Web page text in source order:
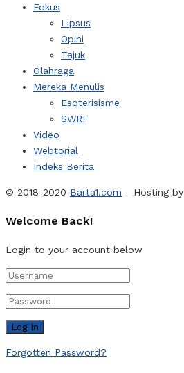
Fokus
Lipsus
Opini
Tajuk
Olahraga
Mereka Menulis
Esoterisisme
SWRF
Video
Webtorial
Indeks Berita
© 2018-2020 Barta1.com - Hosting by
Welcome Back!
Login to your account below
Forgotten Password?